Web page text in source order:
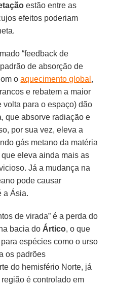
estão entre as
efeitos poderiam
“feedback de
de absorção de
oaquecimento global ,
e rebatem a maior
volta para o espaço) dão
que absorve radiação e
por sua vez, eleva a
gás metano da matéria
eleva ainda mais as
Já a mudança na
pode causar
a Ásia.
de virada” é a perda do
bacia do Ártico, o que
espécies como o urso
os padrões
do hemisfério Norte, já
é controlado em